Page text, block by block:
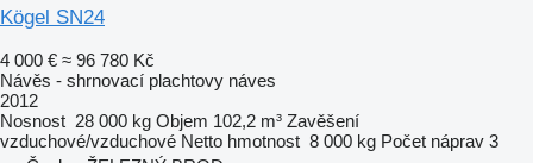
Kögel SN24
4 000 € ≈ 96 780 Kč
Návěs - shrnovací plachtovy náves
2012
Nosnost 28 000 kg Objem 102,2 m³ Zavěšení
vzduchové/vzduchové Netto hmotnost 8 000 kg Počet náprav 3